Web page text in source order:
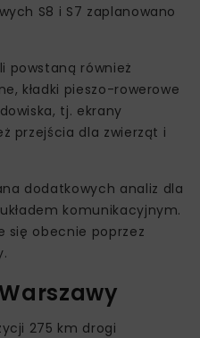
S8 i S7 zaplanowano
powstaną również
kładki pieszo-rowerowe
tj. ekrany
przejścia dla zwierząt i
dodatkowych analiz dla
komunikacyjnym.
się obecnie poprzez
275 km drogi